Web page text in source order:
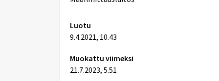
Luotu
9.4.2021, 10.43
Muokattu viimeksi
21.7.2023, 5.51